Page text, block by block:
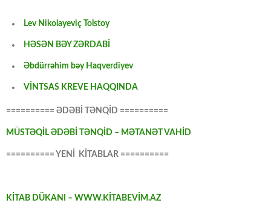
Lev Nikolayeviç Tolstoy
HƏSƏN BƏY ZƏRDABİ
Əbdürrəhim bəy Haqverdiyev
VİNTSAS KREVE HAQQINDA
========== ƏDƏBİ TƏNQİD ==========
MÜSTƏQİL ƏDƏBİ TƏNQİD – MƏTANƏT VAHİD
========== YENİ KİTABLAR ==========
KİTAB DÜKANI – WWW.KİTABEVİM.AZ